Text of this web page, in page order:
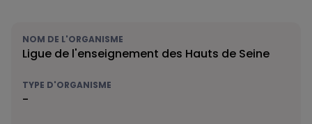
NOM DE L'ORGANISME
Ligue de l'enseignement des Hauts de Seine
TYPE D'ORGANISME
-